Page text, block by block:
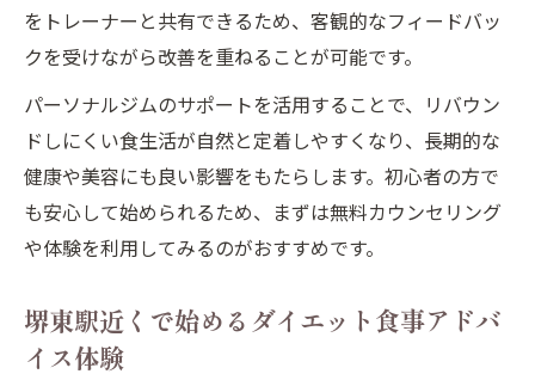
美容志向の女性が実践する食事管理法
パーソナルジム監修の美容ダイエット食事
法
女性向けパーソナルジムの食事管理ポイン
ト
美容効果も狙える食事術を堺東駅で実践
パーソナルジム流美容食事で健康的な体作
堺東駅周辺で叶う美容とダイエット両立食
事法
をトレーナーと共有できるため、客観的なフィードバッ
クを受けながら改善を重ねることが可能です。
パーソナルジムのサポートを活用することで、リバウン
ドしにくい食生活が自然と定着しやすくなり、長期的な
健康や美容にも良い影響をもたらします。初心者の方で
も安心して始められるため、まずは無料カウンセリング
や体験を利用してみるのがおすすめです。
堺東駅近くで始めるダイエット食事アドバ
イス体験